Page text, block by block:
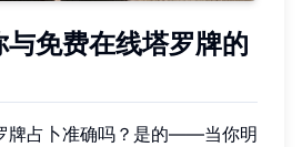
免费在线塔罗牌的
牌占卜准确吗？是的——当你明